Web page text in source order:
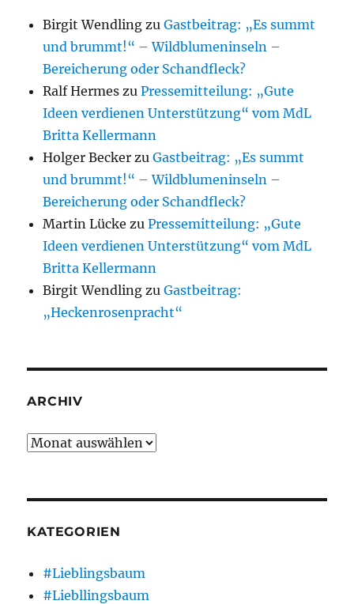
Birgit Wendling zuGastbeitrag: „Es summt
und brummt!“ – Wildblumeninseln –
Bereicherung oder Schandfleck?
Ralf Hermes zuPressemitteilung: „Gute
Ideen verdienen Unterstützung“ vom MdL
Britta Kellermann
Holger Becker zuGastbeitrag: „Es summt
und brummt!“ – Wildblumeninseln –
Bereicherung oder Schandfleck?
Martin Lücke zuPressemitteilung: „Gute
Ideen verdienen Unterstützung“ vom MdL
Britta Kellermann
Birgit Wendling zuGastbeitrag:
„Heckenrosenpracht“
ARCHIV
Archiv
KATEGORIEN
#Lieblingsbaum
#Liebllingsbaum